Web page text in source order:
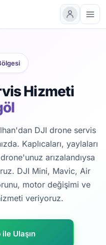
Hizmeti
DJI drone servis
Kaplıcaları, yaylaları
arızalandıysa
DJI Mini, Mavic, Air
motor değişimi ve
veriyoruz.
Ulaşın